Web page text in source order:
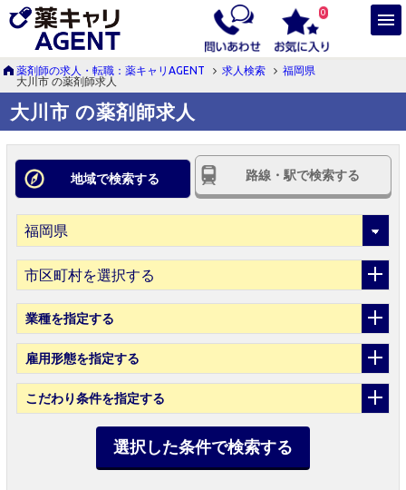
0
薬剤師の求人・転職：薬キャリAGENT 求人検索
福岡県
大川市 の薬剤師求人
大川市 の薬剤師求人
地域で検索する 路線・駅で検索する
市区町村を選択する
業種を指定する
雇用形態を指定する
こだわり条件を指定する
選択した条件で検索する